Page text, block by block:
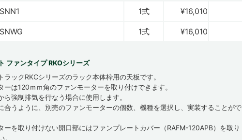
1式 ¥16,010
1式 ¥16,010
ファンタイプ RKOシリーズ
ックRKCシリーズのラック本体枠用の天板です。
は120ｍｍ角のファンモーターを取り付けできます。
強制排気を行なう場合に使用します。
合うように、別売のファンモーターの個数、機種を選択し、実装することがで
ーを取り付けない開口部にはファンプレートカバー（RAFM-120APB）を取り